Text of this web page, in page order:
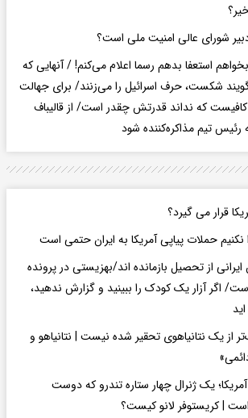
شورای ‌عالی امنیت ملی است؟
استعفا بدهم رسما اعلام می‌کنم! / آنهایی که
شکست، حرف اسرائیل را می‌زنند/ برای جهالت
که نداند قدرتش چقدر است/ از قالیباف
تیم مذاکره‌کننده شود
قرار می گیرد؟
نکنیم حملات پیاپی آمریکا به ایران حتمی است
از تحصیل بازمانده اند/بهزیستی در پرونده
اگر آزار یک کودک را ببینید و گزارش ندهید،
از یک نتانیاهوی تحقیر شده نیست | نتانیاهو و
یک ژنرال چهار ستاره تندرو که دوست
| کریستوفر لانو کیست؟